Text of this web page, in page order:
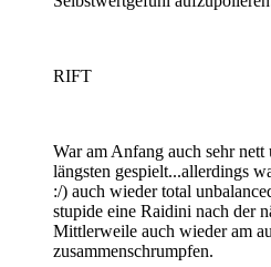
RIFT
War am Anfang auch sehr
längsten gespielt...allerdings
:/) auch wieder total
stupide eine Raidini nach der
Mittlerweile auch wieder am
zusammenschrumpfen.